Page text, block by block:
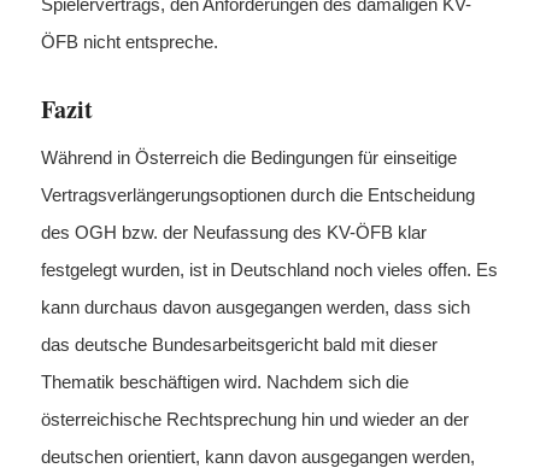
Spielervertrags, den Anforderungen des damaligen KV-
ÖFB nicht entspreche.
Fazit
Während in Österreich die Bedingungen für einseitige
Vertragsverlängerungsoptionen durch die Entscheidung
des OGH bzw. der Neufassung des KV-ÖFB klar
festgelegt wurden, ist in Deutschland noch vieles offen. Es
kann durchaus davon ausgegangen werden, dass sich
das deutsche Bundesarbeitsgericht bald mit dieser
Thematik beschäftigen wird. Nachdem sich die
österreichische Rechtsprechung hin und wieder an der
deutschen orientiert, kann davon ausgegangen werden,